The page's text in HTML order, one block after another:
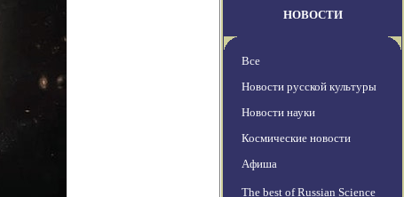
НОВОСТИ
Все
Новости русской культуры
Новости науки
Космические новости
Афиша
The best of Russian Science